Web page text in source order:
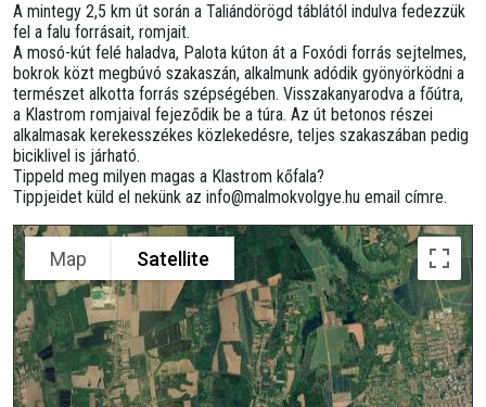
A mintegy 2,5 km út során a Taliándörögd táblától indulva fedezzük
fel a falu forrásait, romjait.
A mosó-kút felé haladva, Palota kúton át a Foxódi forrás sejtelmes,
bokrok közt megbúvó szakaszán, alkalmunk adódik gyönyörködni a
természet alkotta forrás szépségében. Visszakanyarodva a főútra,
a Klastrom romjaival fejeződik be a túra. Az út betonos részei
alkalmasak kerekesszékes közlekedésre, teljes szakaszában pedig
biciklivel is járható.
Tippeld meg milyen magas a Klastrom kőfala?
Tippjeidet küld el nekünk az info@malmokvolgye.hu email címre.
Map Satellite